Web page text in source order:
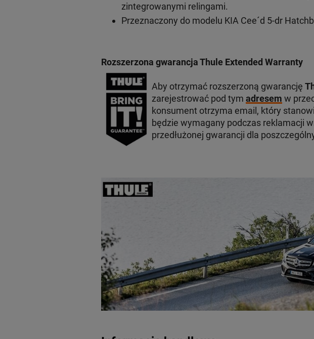
zintegrowanymi relingami.
Przeznaczony do modelu KIA Cee´d 5-dr
Rozszerzona gwarancja Thule Extended Warranty
Aby otrzymać rozszerzoną gwarancję
zarejestrować pod tym adresem w
konsument otrzyma email, który
będzie wymagany podczas reklamacji
przedłużonej gwarancji dla